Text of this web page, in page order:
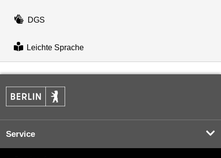
DGS
Leichte Sprache
Service